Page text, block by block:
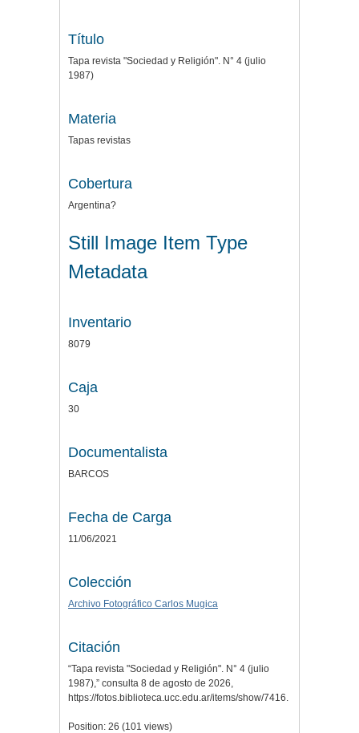
Título
Tapa revista "Sociedad y Religión". N° 4 (julio
1987)
Materia
Tapas revistas
Cobertura
Argentina?
Still Image Item Type
Metadata
Inventario
8079
Caja
30
Documentalista
BARCOS
Fecha de Carga
11/06/2021
Colección
Archivo Fotográfico Carlos Mugica
Citación
“Tapa revista "Sociedad y Religión". N° 4 (julio
1987),” consulta 8 de agosto de 2026,
https://fotos.biblioteca.ucc.edu.ar/items/show/7416.
Position: 26 (101 views)